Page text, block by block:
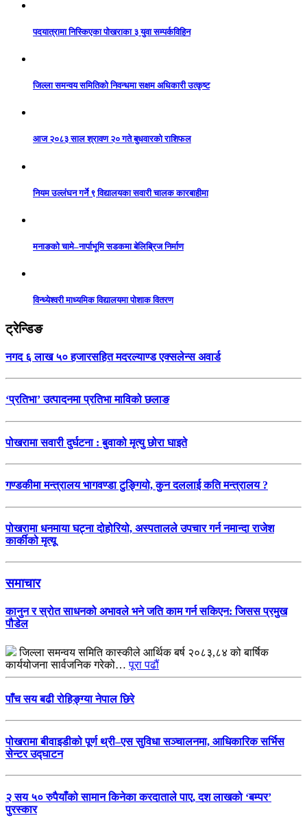
पदयात्रामा निस्किएका पोखराका ३ युवा सम्पर्कविहिन
जिल्ला समन्वय समितिको निवन्धमा सक्षम अधिकारी उत्कृष्ट
आज २०८३ साल श्रावण २० गते बुधवारको राशिफल
नियम उल्लंघन गर्ने ९ विद्यालयका सवारी चालक कारबाहीमा
मनाङको चामे–नार्पाभूमि सडकमा बेलिब्रिज निर्माण
विन्ध्येश्वरी माध्यमिक विद्यालयमा पोशाक वितरण
ट्रेन्डिङ
नगद ६ लाख ५० हजारसहित मदरल्याण्ड एक्सलेन्स अवार्ड
‘प्रतिभा’ उत्पादनमा प्रतिभा माविको छलाङ
पोखरामा सवारी दुर्घटना : बुवाको मृत्यु छोरा घाइते
गण्डकीमा मन्त्रालय भागवण्डा टुङ्गियो, कुन दललाई कति मन्त्रालय ?
पोखरामा धनमाया घट्ना दोहोरियो, अस्पतालले उपचार गर्न नमान्दा राजेश
कार्कीको मृत्यू
समाचार
कानुन र स्रोत साधनको अभावले भने जति काम गर्न सकिएन: जिसस प्रमुख
पौडेल
जिल्ला समन्वय समिति कास्कीले आर्थिक बर्ष २०८३,८४ को बार्षिक
कार्ययोजना सार्वजनिक गरेको…पूरा पढौं
पाँच सय बढी रोहिङ्ग्या नेपाल छिरे
पोखरामा बीवाइडीको पूर्ण थ्री–एस सुविधा सञ्चालनमा, आधिकारिक सर्भिस
सेन्टर उद्घाटन
२ सय ५० रुपैयाँको सामान किनेका करदाताले पाए, दश लाखको ‘बम्पर’
पुरस्कार